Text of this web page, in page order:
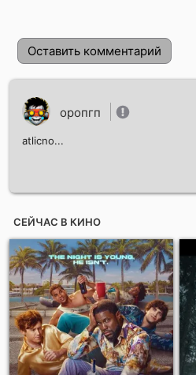
Оставить комментарий
оропгп
atlicno...
СЕЙЧАС В КИНО